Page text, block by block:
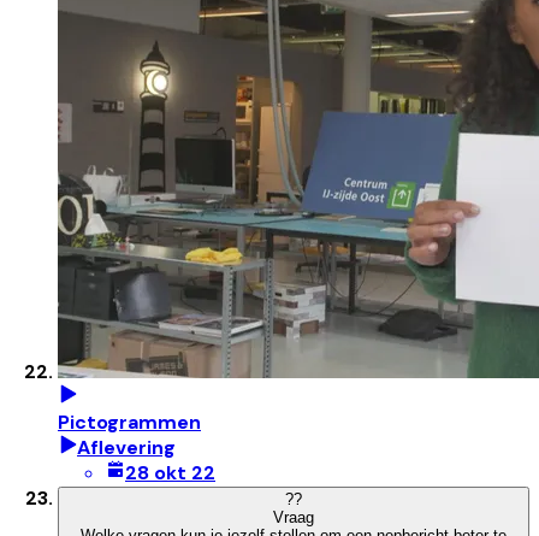
Pictogrammen
Aflevering
28 okt 22
??
Vraag